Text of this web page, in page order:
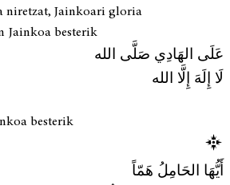
niretzat, Jainkoari gloria
Jainkoa besterik
عَلَى الهَادِي صَلَّى الله
لَا إِلَهَ إِلَّا الله
besterik
أَيُّهَا الحَامِلُ هَمّاً